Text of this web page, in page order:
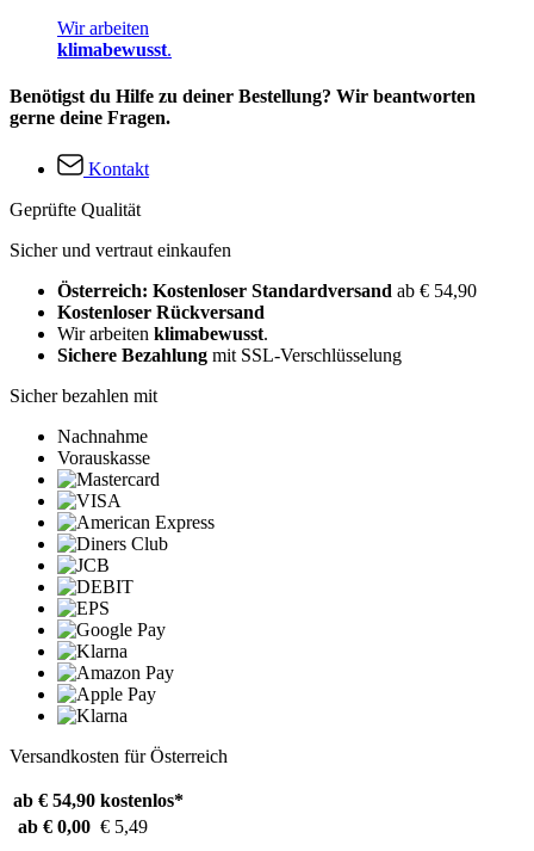
Wir arbeiten
klimabewusst.
Benötigst du Hilfe zu deiner Bestellung? Wir beantworten
gerne deine Fragen.
Kontakt
Geprüfte Qualität
Sicher und vertraut einkaufen
Österreich: Kostenloser Standardversand ab € 54,90
Kostenloser Rückversand
Wir arbeiten klimabewusst.
Sichere Bezahlung mit SSL-Verschlüsselung
Sicher bezahlen mit
Nachnahme
Vorauskasse
Versandkosten für Österreich
ab € 54,90 kostenlos*
ab € 0,00 € 5,49